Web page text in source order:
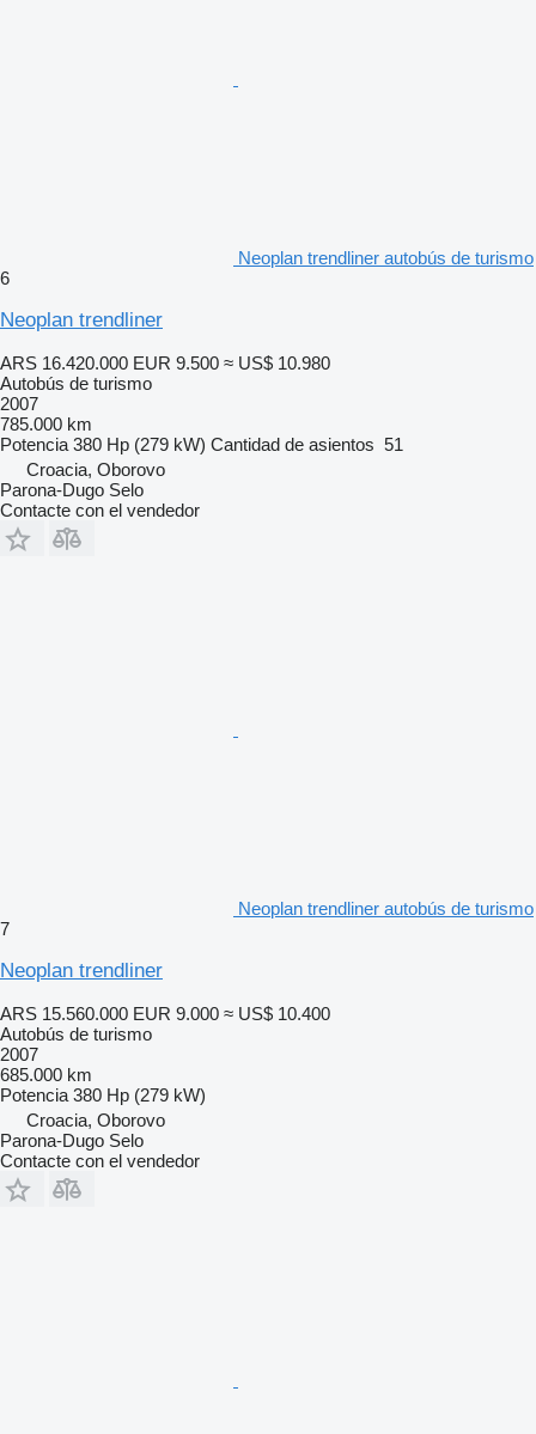
Neoplan trendliner autobús de turismo
6
Neoplan trendliner
ARS 16.420.000 EUR 9.500 ≈ US$ 10.980
Autobús de turismo
2007
785.000 km
Potencia 380 Hp (279 kW) Cantidad de asientos 51
Croacia, Oborovo
Parona-Dugo Selo
Contacte con el vendedor
Neoplan trendliner autobús de turismo
7
Neoplan trendliner
ARS 15.560.000 EUR 9.000 ≈ US$ 10.400
Autobús de turismo
2007
685.000 km
Potencia 380 Hp (279 kW)
Croacia, Oborovo
Parona-Dugo Selo
Contacte con el vendedor